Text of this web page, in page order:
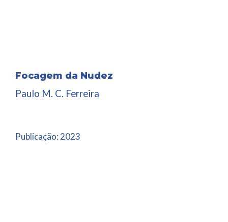
Focagem da Nudez
Paulo M. C. Ferreira
Publicação: 2023